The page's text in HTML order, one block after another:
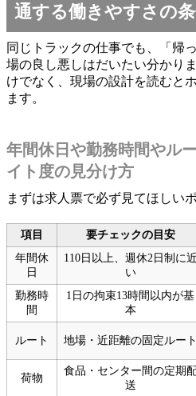
通する働きやすさの
同じトラックの仕事でも、「帰
場の良し悪しはだいたい分かり
けでなく、現場の設計を読むと
ます。
年間休日や勤務時間やル
イト度の見分け方
まずは求人票で必ず見てほしい
項目 要チェックの目安
年間休
日
110日以上、週休2日制に近
い
勤務時
間
1日の拘束13時間以内が基
本
ルート 地場・近距離の固定ルート
荷物
食品・センター間の定期
送